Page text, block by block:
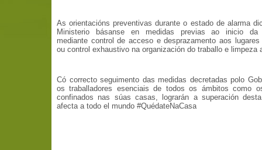
As orientacións preventivas durante o estado de alarma
Ministerio básanse en medidas previas ao inicio da
mediante control de acceso e desprazamento aos lugares
ou control exhaustivo na organización do traballo e limpeza
Có correcto seguimento das medidas decretadas polo
os traballadores esenciais de todos os ámbitos como
confinados nas súas casas, lograrán a superación
afecta a todo el mundo #QuédateNaCasa